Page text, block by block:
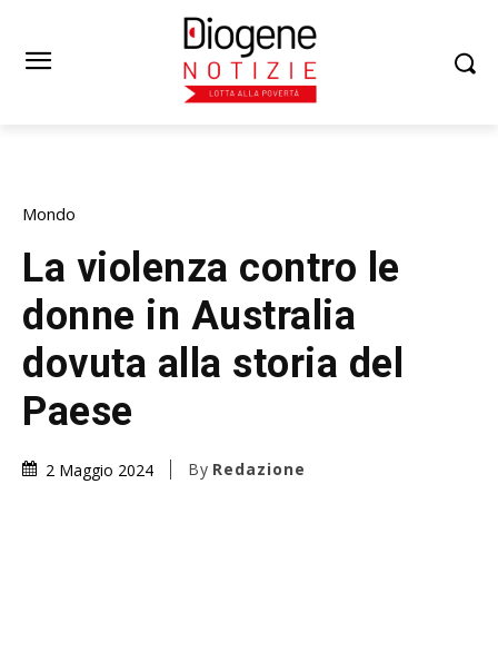
Mondo
La violenza contro le
donne in Australia
dovuta alla storia del
Paese
2 Maggio 2024 By Redazione